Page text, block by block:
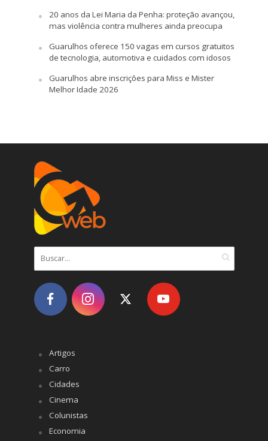
20 anos da Lei Maria da Penha: proteção avançou,
mas violência contra mulheres ainda preocupa
Guarulhos oferece 150 vagas em cursos gratuitos
de tecnologia, automotiva e cuidados com idosos
Guarulhos abre inscrições para Miss e Mister
Melhor Idade 2026
Artigos
Carro
Cidades
Cinema
Colunistas
Economia